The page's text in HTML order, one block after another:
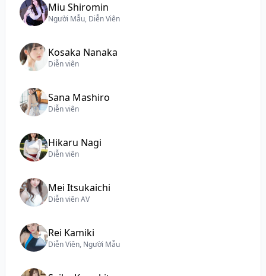
Miu Shiromin
Người Mẫu, Diễn Viên
Kosaka Nanaka
Diễn viên
Sana Mashiro
Diễn viên
Hikaru Nagi
Diễn viên
Mei Itsukaichi
Diễn viên AV
Rei Kamiki
Diễn Viên, Người Mẫu